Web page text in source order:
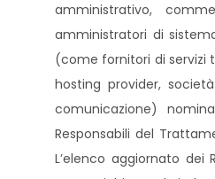
amministrativo,
amministratori di
(come fornitori di servizi
hosting provider,
comunicazione)
Responsabili del
L’elenco aggiornato dei